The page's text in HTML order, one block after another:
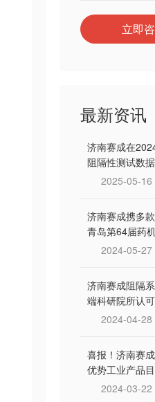
立即
最新资讯
济南赛成在
阻隔性测试数
2025-05-16
济南赛成携多
青岛第64届药
2024-05-27
济南赛成阻隔
端科研院所认可
2024-04-28
喜报！济南赛
优势工业产品目
2024-03-22